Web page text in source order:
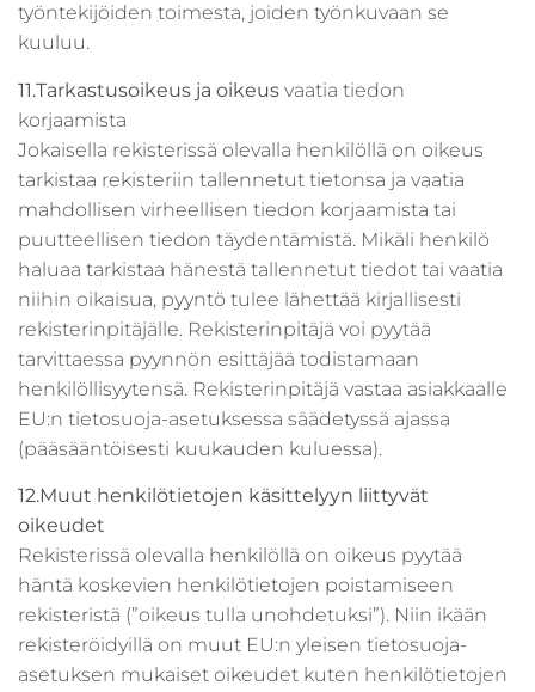
työntekijöiden toimesta, joiden työnkuvaan se
kuuluu.
11.Tarkastusoikeus ja oikeus vaatia tiedon
korjaamista
Jokaisella rekisterissä olevalla henkilöllä on oikeus
tarkistaa rekisteriin tallennetut tietonsa ja vaatia
mahdollisen virheellisen tiedon korjaamista tai
puutteellisen tiedon täydentämistä. Mikäli henkilö
haluaa tarkistaa hänestä tallennetut tiedot tai vaatia
niihin oikaisua, pyyntö tulee lähettää kirjallisesti
rekisterinpitäjälle. Rekisterinpitäjä voi pyytää
tarvittaessa pyynnön esittäjää todistamaan
henkilöllisyytensä. Rekisterinpitäjä vastaa asiakkaalle
EU:n tietosuoja-asetuksessa säädetyssä ajassa
(pääsääntöisesti kuukauden kuluessa).
12.Muut henkilötietojen käsittelyyn liittyvät
oikeudet
Rekisterissä olevalla henkilöllä on oikeus pyytää
häntä koskevien henkilötietojen poistamiseen
rekisteristä (”oikeus tulla unohdetuksi”). Niin ikään
rekisteröidyillä on muut EU:n yleisen tietosuoja-
asetuksen mukaiset oikeudet kuten henkilötietojen